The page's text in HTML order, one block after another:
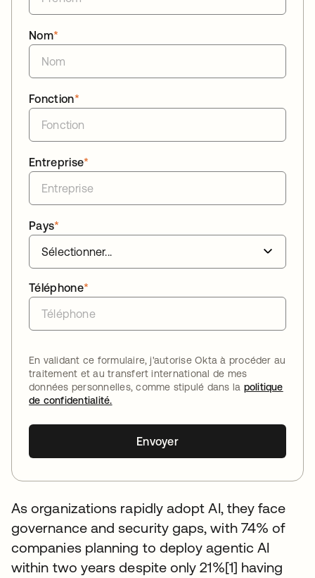
*
Nom
*
Fonction
*
Entreprise
*
Pays
*
Téléphone
En validant ce formulaire, j'autorise Okta à procéder au
traitement et au transfert international de mes
données personnelles, comme stipulé dans la politique
de confidentialité.
Envoyer
As organizations rapidly adopt AI, they face
governance and security gaps, with 74% of
companies planning to deploy agentic AI
within two years despite only 21%[1] having